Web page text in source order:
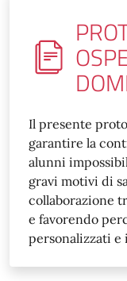
Il presente
garantire la
alunni
gravi motivi di
collaborazione
e favorendo
personalizzati e